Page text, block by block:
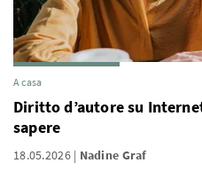
A casa
Diritto d’autore su
sapere
18.05.2026 Nadine Graf